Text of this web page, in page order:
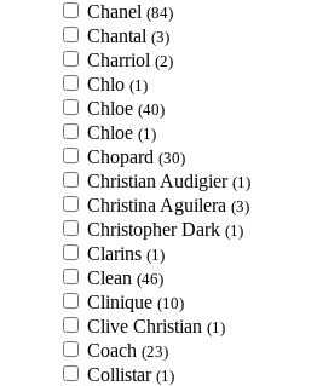
Chanel (84)
Chantal (3)
Charriol (2)
Chlo (1)
Chloe (40)
Chloe (1)
Chopard (30)
Christian Audigier (1)
Christina Aguilera (3)
Christopher Dark (1)
Clarins (1)
Clean (46)
Clinique (10)
Clive Christian (1)
Coach (23)
Collistar (1)